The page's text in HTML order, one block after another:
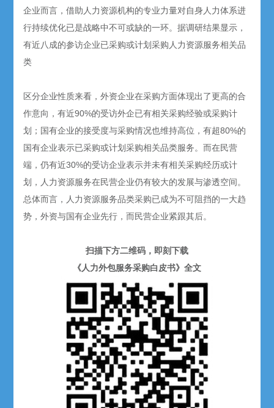
企业而言，借助人力资源机构的专业力量对自身人力体系进
行持续优化已是战略中不可或缺的一环。据调研结果显示，
有近八成的参访企业已采购或计划采购人力资源服务相关品
类
区分企业性质来看，外资企业在采购方面体现出了更高的合
作意向，有近90%的受访外企已有相关采购经验或采购计
划；国有企业的接受度与采购情况也维持高位，有超80%的
国有企业表示已采购或计划采购相关品类服务。而在民营
端，仍有近30%的受访企业表示并未有相关采购经历或计
划，人力资源服务在民营企业仍有较大的发展与渗透空间。
总体而言，人力资源服务品类采购已成为不可阻挡的一大趋
势，外资与国有企业先行，而民营企业紧跟其后。
扫描下方二维码，即刻下载
《人力外包服务采购白皮书》全文